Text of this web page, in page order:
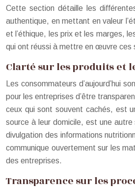
Cette section détaille les
authentique, en mettant en valeur
et l’éthique, les prix et les marges,
qui ont réussi à mettre en œuvre ces
Clarté sur les produits et
Les consommateurs d’aujourd’hui
pour les entreprises d’être
ceux qui sont souvent cachés, est
source à leur domicile, est une
divulgation des informations
communique ouvertement sur les
des entreprises.
Transparence sur les